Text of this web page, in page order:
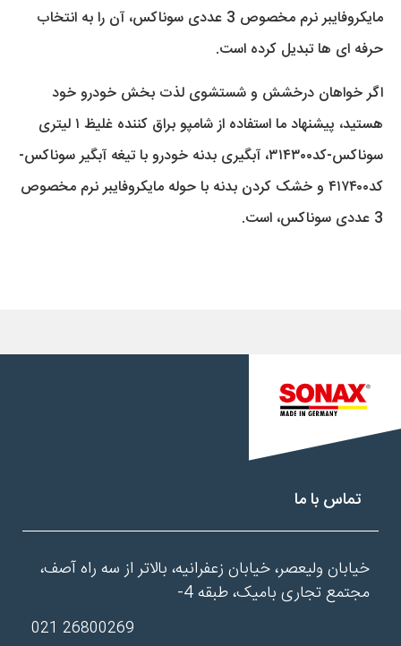
مایکروفایبر نرم مخصوص 3 عددی سوناکس، آن را به انتخاب
حرفه ای ها تبدیل کرده است.
اگر خواهان درخشش و شستشوی لذت بخش خودرو خود
هستید، پیشنهاد ما استفاده از شامپو براق کننده غلیظ ۱ لیتری
سوناکس-کد۳۱۴۳۰۰، آبگیری بدنه خودرو با تیغه آبگیر سوناکس-
کد۴۱۷۴۰۰ و خشک کردن بدنه با حوله مایکروفایبر نرم مخصوص
3 عددی سوناکس، است.
تماس با ما
خیابان ولیعصر، خیابان زعفرانیه، بالاتر از سه راه آصف،
مجتمع تجاری بامیک، طبقه 4-
26800269 021